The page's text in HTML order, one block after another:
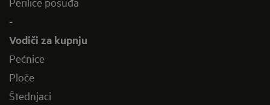
-
Vodiči za kupnju
Pećnice
Ploče
Štednjaci